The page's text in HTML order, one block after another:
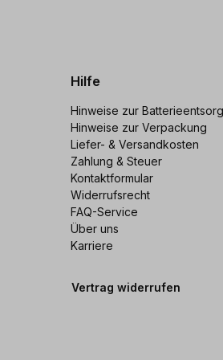
Hilfe
Hinweise zur
Hinweise zur Verpackung
Liefer- & Versandkosten
Zahlung & Steuer
Kontaktformular
Widerrufsrecht
FAQ-Service
Über uns
Karriere
Vertrag widerrufen